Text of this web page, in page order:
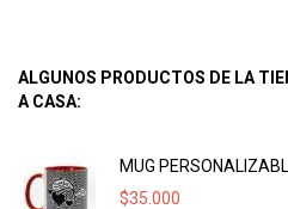
ALGUNOS PRODUCTOS DE LA
A CASA:
MUG
$35.000